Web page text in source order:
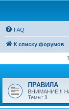
FAQ
К списку форумов
ПРАВИЛА
ВНИМАНИЕ!!!
Темы: 1